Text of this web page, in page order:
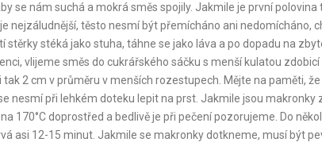
se nám suchá a mokrá směs spojily. Jakmile je první polovina
nejzáludnější, těsto nesmí být přemícháno ani nedomícháno,
stéká jako stuha, táhne se jako láva a po dopadu na
vlijeme směs do cukrářského sáčku s menší kulatou zdobicí
2 cm v průměru v menších rozestupech. Mějte na paměti,
nesmí při lehkém doteku lepit na prst. Jakmile jsou makronky
170°C doprostřed a bedlivě je při pečení pozorujeme. Do
asi 12-15 minut. Jakmile se makronky dotkneme, musí být